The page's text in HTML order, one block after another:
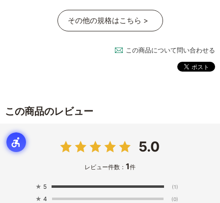
その他の規格はこちら >
この商品について問い合わせる
この商品のレビュー
5.0
レビュー件数： 1件
★ 5 (1)
★ 4 (0)